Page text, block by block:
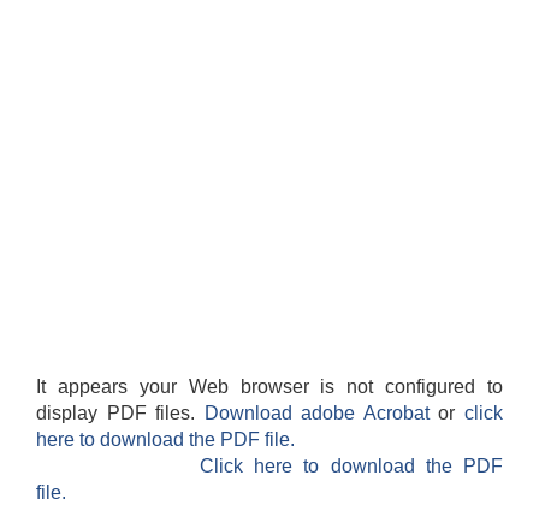
It appears your Web browser is not configured to
display PDF files.
Download adobe Acrobatorclick
here to download the PDF file.
Click here to download the PDF
file.